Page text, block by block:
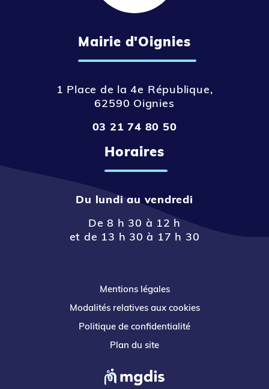
Mairie d'Oignies
1 Place de la 4e République,
62590 Oignies
03 21 74 80 50
Horaires
Du lundi au vendredi
De 8 h 30 à 12 h
et de 13 h 30 à 17 h 30
Mentions légales
Modalités relatives aux cookies
Politique de confidentialité
Plan du site